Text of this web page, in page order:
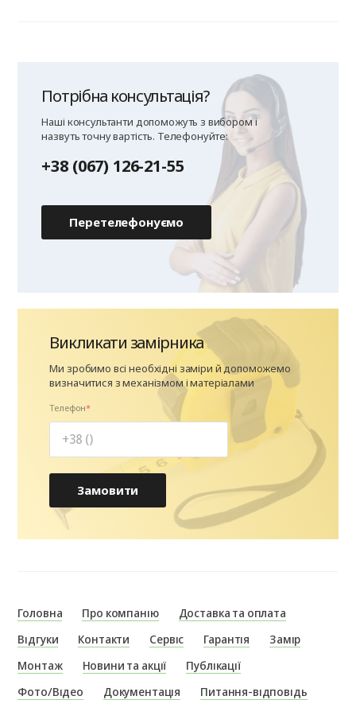
Потрібна консультація?
Наші консультанти допоможуть з вибором і
назвуть точну вартість. Телефонуйте:
+38 (067) 126-21-55
Перетелефонуємо
Викликати замірника
Ми зробимо всі необхідні заміри й допоможемо
визначитися з механізмом і матеріалами
Телефон
Замовити
Головна Про компанію
Доставка та оплата
Відгуки
Контакти Сервіс Гарантія
Замір
Монтаж
Новини та акції
Публікації
Фото/Відео
Документація Питання-відповідь